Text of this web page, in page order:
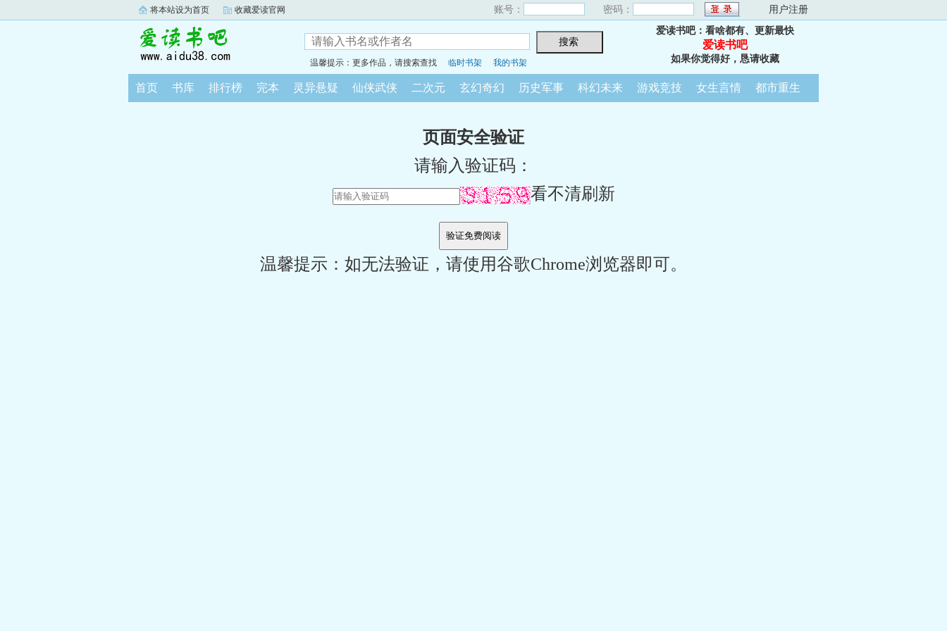
将本站设为首页 收藏爱读官网 账号： 密码： 用户注册
温馨提示：更多作品，请搜索查找 临时书架 我的书架
爱读书吧：看啥都有、更新最快
爱读书吧
如果你觉得好，恳请收藏
首页 书库 排行榜 完本 灵异悬疑 仙侠武侠 二次元 玄幻奇幻 历史军事 科幻未来 游戏竞技 女生言情 都市重生
页面安全验证
请输入验证码：
看不清刷新
温馨提示：如无法验证，请使用谷歌Chrome浏览器即可。